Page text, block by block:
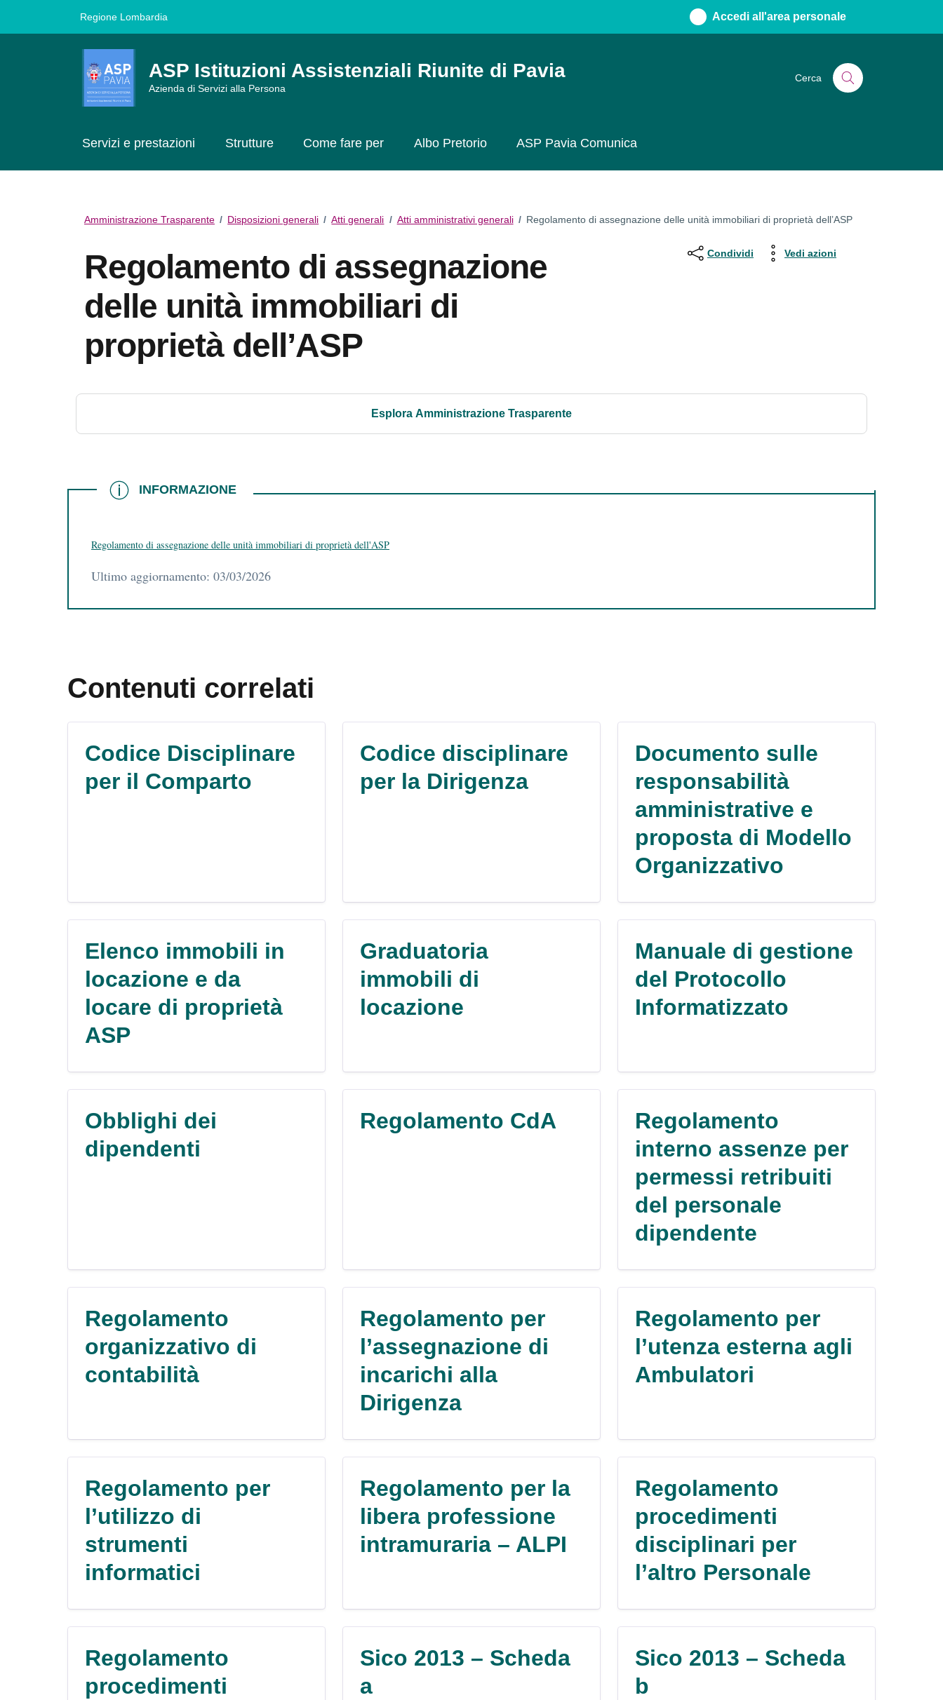
Regione Lombardia Accedi all'area personale
ASP Istituzioni Assistenziali Riunite di Pavia
Azienda di Servizi alla Persona
Cerca
Servizi e prestazioni Strutture Come fare per Albo Pretorio ASP Pavia Comunica
Amministrazione Trasparente / Disposizioni generali / Atti generali / Atti amministrativi generali / Regolamento di assegnazione delle unità immobiliari di proprietà dell’ASP
Regolamento di assegnazione
delle unità immobiliari di
proprietà dell’ASP
Condividi Vedi azioni
Esplora Amministrazione Trasparente
INFORMAZIONE
INFORMAZIONE
Regolamento di assegnazione delle unità immobiliari di proprietà dell'ASP
Ultimo aggiornamento: 03/03/2026
Contenuti correlati
Codice Disciplinare
per il Comparto
Codice disciplinare
per la Dirigenza
Documento sulle
responsabilità
amministrative e
proposta di Modello
Organizzativo
Elenco immobili in
locazione e da
locare di proprietà
ASP
Graduatoria
immobili di
locazione
Manuale di gestione
del Protocollo
Informatizzato
Obblighi dei
dipendenti
Regolamento CdA
Regolamento
interno assenze per
permessi retribuiti
del personale
dipendente
Regolamento
organizzativo di
contabilità
Regolamento per
l’assegnazione di
incarichi alla
Dirigenza
Regolamento per
l’utenza esterna agli
Ambulatori
Regolamento per
l’utilizzo di
strumenti
informatici
Regolamento per la
libera professione
intramuraria – ALPI
Regolamento
procedimenti
disciplinari per
l’altro Personale
Regolamento
procedimenti
Sico 2013 – Scheda
a
Sico 2013 – Scheda
b